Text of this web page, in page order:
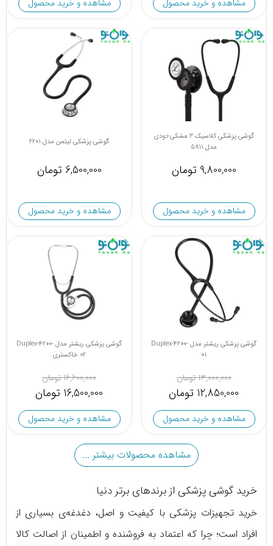
مشاهده و خرید محصول مشاهده و خرید محصول
گوشی پزشکی کلاسیک 3 مشکی-دودی
مدل 5811
9,800,000 تومان
مشاهده و خرید محصول
گوشی پزشکی لیتمن مدل 2201
6,500,000 تومان
مشاهده و خرید محصول
گوشی پزشکی ریشتر مدل Duplex-4200-
01
13,000,000 تومان
12,850,000 تومان
مشاهده و خرید محصول
گوشی پزشکی ریشتر مدل Duplex-4200-
02 خاکستری
16,600,000 تومان
16,500,000 تومان
مشاهده و خرید محصول
مشاهده محصولات بیشتر ...
خرید گوشی پزشکی از برندهای برتر دنیا
خرید تجهیزات پزشکی با کیفیت و اصل، دغدغه‌ی بسیاری از
افراد است؛ چرا که اعتماد به فروشنده و اطمینان از اصالت کالا